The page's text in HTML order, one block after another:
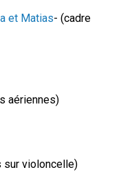
et Matias- (cadre
aériennes)
sur violoncelle)